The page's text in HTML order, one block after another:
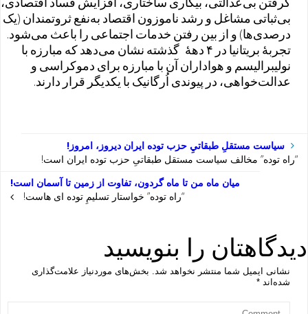
بی‌ثباتی مشاغل و رشد ناموزون اقتصاد به‌نفع ثروتمندان (یک
درصدی‌ها) و از بین رفتن خدمات اجتماعی را باعث می‌شود.
تجربهٔ بریتانیا در ۴ دههٔ گذشته نشان می‌دهد که مبارزه با
نولیبرالیسم و هواداران آن با مبارزه برای دموکراسی و
عدالت‌خواهی، در پیوندی اُرگانیک با یکدیگر قرار دارند.
سياست مستقلِ طبقاتيِ حزب توده ايران ديروز، امروز!
“راه توده” مخالف سیاست مستقل طبقاتیِ حزب توده ایران است!
میان ماه من تا ماه گردون، تفاوت از زمین تا آسمان است!
“راه توده” خواستار تسلیمِ توده ای هاست!
دیدگاهتان را بنویسید
نشانی ایمیل شما منتشر نخواهد شد. بخش‌های موردنیاز علامت‌گذاری
شده‌اند *